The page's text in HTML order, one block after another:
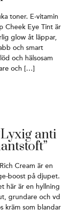
toner. E-vitamin
Cheek Eye Tint är
glow åt läppar,
och smart
och hälsosam
och […]
anti
Cream är en
boost på djupet.
här är en hyllning
grundare och vd
kräm som blandar